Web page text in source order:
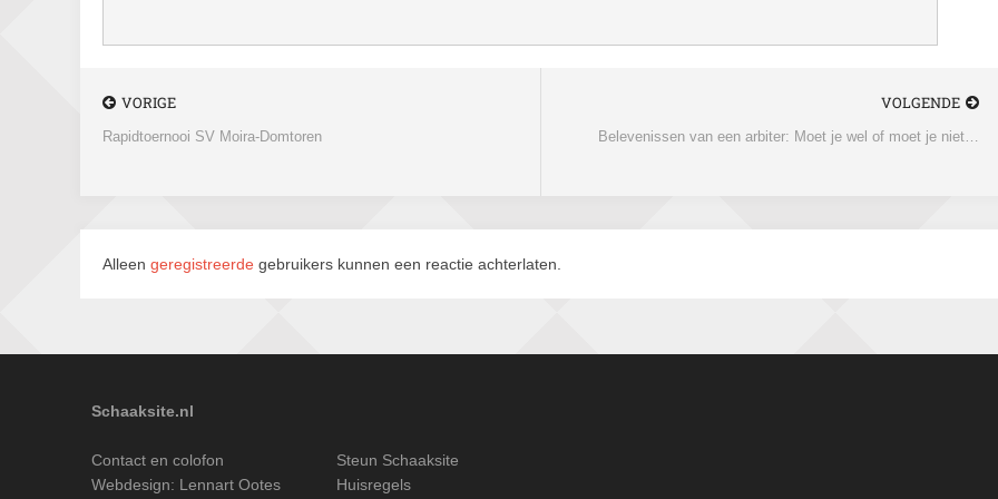
VORIGE
Rapidtoernooi SV Moira-Domtoren
VOLGENDE
Belevenissen van een arbiter: Moet je wel of moet je niet…
Alleen geregistreerde gebruikers kunnen een reactie achterlaten.
Schaaksite.nl
Contact en colofon
Webdesign: Lennart Ootes
Steun Schaaksite
Huisregels